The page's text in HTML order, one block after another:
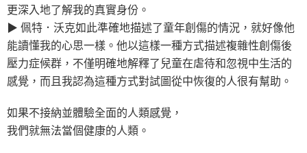
更深入地了解我的真實身份。
▶ 佩特．沃克如此準確地描述了童年創傷的情況，就好像他
能讀懂我的心思一樣。他以這樣一種方式描述複雜性創傷後
壓力症候群，不僅明確地解釋了兒童在虐待和忽視中生活的
感覺，而且我認為這種方式對試圖從中恢復的人很有幫助。
如果不接納並體驗全面的人類感覺，
我們就無法當個健康的人類。